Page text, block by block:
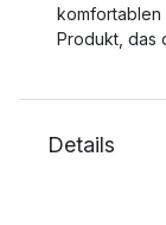
Produkt, das
Details